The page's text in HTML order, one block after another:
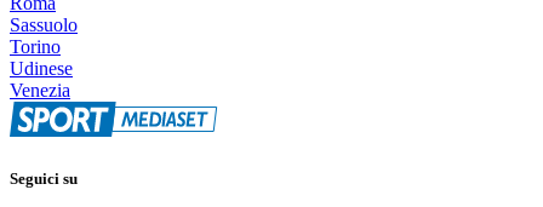
Sassuolo
Torino
Udinese
Venezia
Seguici su